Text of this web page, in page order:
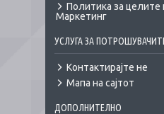
Политика за целите
Маркетинг
УСЛУГА ЗА
Контактирајте не
Мапа на сајтот
ДОПОЛНИТЕЛНО